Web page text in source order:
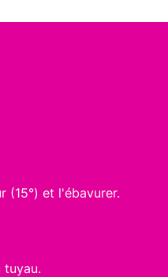
(15°) et l'ébavurer.